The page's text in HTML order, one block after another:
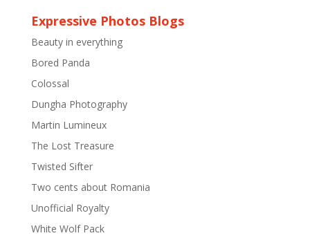
Expressive Photos Blogs
Beauty in everything
Bored Panda
Colossal
Dungha Photography
Martin Lumineux
The Lost Treasure
Twisted Sifter
Two cents about Romania
Unofficial Royalty
White Wolf Pack